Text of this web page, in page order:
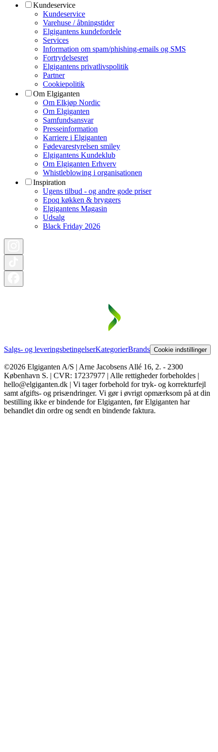
Kundeservice
Kundeservice
Varehuse / åbningstider
Elgigantens kundefordele
Services
Information om spam/phishing-emails og SMS
Fortrydelsesret
Elgigantens privatlivspolitik
Partner
Cookiepolitik
Om Elgiganten
Om Elkjøp Nordic
Om Elgiganten
Samfundsansvar
Presseinformation
Karriere i Elgiganten
Fødevarestyrelsen smiley
Elgigantens Kundeklub
Om Elgiganten Erhverv
Whistleblowing i organisationen
Inspiration
Ugens tilbud - og andre gode priser
Epoq køkken & bryggers
Elgigantens Magasin
Udsalg
Black Friday 2026
Salgs- og leveringsbetingelserKategorierBrands Cookie indstillinger
©2026 Elgiganten A/S | Arne Jacobsens Allé 16, 2. - 2300
København S. | CVR: 17237977 | Alle rettigheder forbeholdes |
hello@elgiganten.dk | Vi tager forbehold for tryk- og korrekturfejl
samt afgifts- og prisændringer. Vi gør i øvrigt opmærksom på at din
bestilling ikke er bindende for Elgiganten, før Elgiganten har
behandlet din ordre og sendt en bindende faktura.